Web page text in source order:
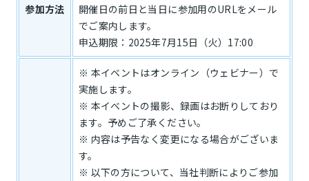
参加方法
開催日の前日と当日に参加用のURLをメール
でご案内します。
申込期限：2025年7月15日（火）17:00
※ 本イベントはオンライン（ウェビナー）で
実施します。
※ 本イベントの撮影、録画はお断りしており
ます。予めご了承ください。
※ 内容は予告なく変更になる場合がございま
す。
※ 以下の方について、当社判断によりご参加